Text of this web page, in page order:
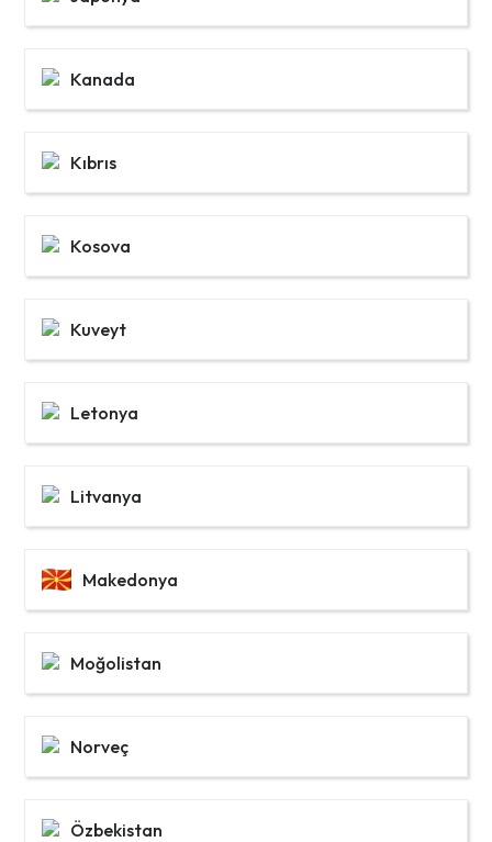
Kanada
Kıbrıs
Kosova
Kuveyt
Letonya
Litvanya
Makedonya
Moğolistan
Norveç
Özbekistan